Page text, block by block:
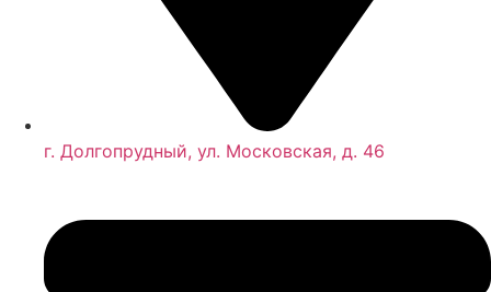
г. Долгопрудный, ул. Московская, д. 46